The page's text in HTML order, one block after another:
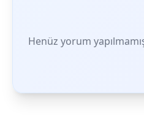
Henüz yorum